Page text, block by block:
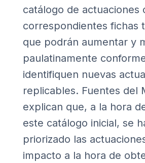
catálogo de actuaciones
correspondientes fichas
que podrán aumentar y
paulatinamente
identifiquen nuevas
replicables. Fuentes del
explican que, a la hora
este catálogo inicial, se
priorizado las
impacto a la hora de